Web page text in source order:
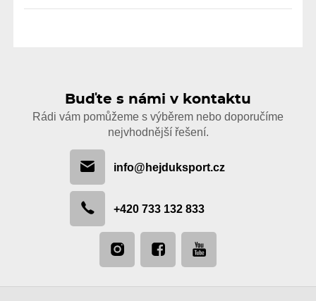
Buďte s námi v kontaktu
Rádi vám pomůžeme s výběrem nebo doporučíme
nejvhodnější řešení.
info@hejduksport.cz
+420 733 132 833